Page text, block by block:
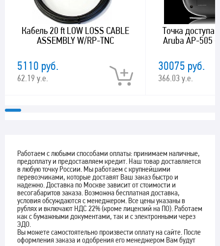
Кабель 20 ft LOW LOSS CABLE
ASSEMBLY W/RP-TNC
5110 руб.
62.19 у.е.
Точка доступа
Aruba AP-505
30075 руб.
366.03 у.е.
Работаем с любыми способами оплаты: принимаем наличные,
предоплату и предоставляем кредит. Наш товар доставляется
в любую точку России. Мы работаем с крупнейшими
перевозчиками, которые доставят Ваш заказ быстро и
надежно. Доставка по Москве зависит от стоимости и
весогабаритов заказа. Возможна бесплатная доставка,
условия обсуждаются с менеджером. Все цены указаны в
рублях и включают НДС 22% (кроме лицензий на ПО). Работаем
как с бумажными документами, так и с электронными через
ЭДО.
Вы можете самостоятельно произвести оплату на сайте. После
оформления заказа и одобрения его менеджером Вам будут